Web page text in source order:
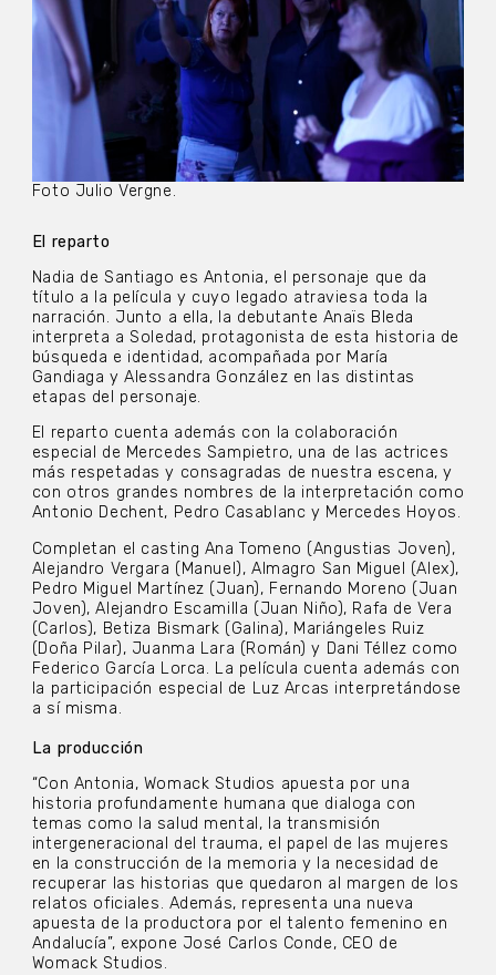
Foto Julio Vergne.
El reparto
Nadia de Santiago es Antonia, el personaje que da
título a la película y cuyo legado atraviesa toda la
narración. Junto a ella, la debutante Anaïs Bleda
interpreta a Soledad, protagonista de esta historia de
búsqueda e identidad, acompañada por María
Gandiaga y Alessandra González en las distintas
etapas del personaje.
El reparto cuenta además con la colaboración
especial de Mercedes Sampietro, una de las actrices
más respetadas y consagradas de nuestra escena, y
con otros grandes nombres de la interpretación como
Antonio Dechent, Pedro Casablanc y Mercedes Hoyos.
Completan el casting Ana Tomeno (Angustias Joven),
Alejandro Vergara (Manuel), Almagro San Miguel (Alex),
Pedro Miguel Martínez (Juan), Fernando Moreno (Juan
Joven), Alejandro Escamilla (Juan Niño), Rafa de Vera
(Carlos), Betiza Bismark (Galina), Mariángeles Ruiz
(Doña Pilar), Juanma Lara (Román) y Dani Téllez como
Federico García Lorca. La película cuenta además con
la participación especial de Luz Arcas interpretándose
a sí misma.
La producción
“Con Antonia, Womack Studios apuesta por una
historia profundamente humana que dialoga con
temas como la salud mental, la transmisión
intergeneracional del trauma, el papel de las mujeres
en la construcción de la memoria y la necesidad de
recuperar las historias que quedaron al margen de los
relatos oficiales. Además, representa una nueva
apuesta de la productora por el talento femenino en
Andalucía”, expone José Carlos Conde, CEO de
Womack Studios.